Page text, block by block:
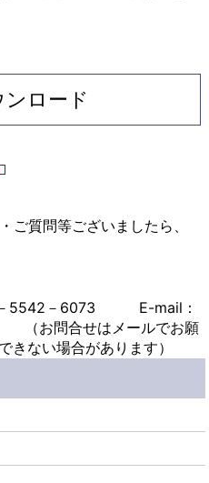
ロード
ご質問等ございましたら、
5542－6073 E-mail：
問合せはメールでお願
きない場合があります）